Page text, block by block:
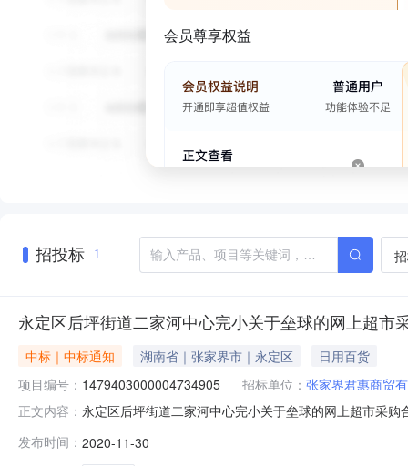
会员尊享权益
招投标 1
永定区后坪街道二家河中心完小关于垒球的网上超市
中标｜中标通知 湖南省｜张家界市｜永定区
日用百货
项目编号： 1479403000004734905 招标单位： 张家界君惠商贸
正文内容： 永定区后坪街道二家河中心完小关于垒球的网上超市采
验收数量验收金额(元)验收标准\规格型号\技术标准验收
发布时间： 2020-11-30